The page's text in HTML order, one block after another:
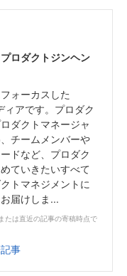
ロダクトジンヘン
ォーカスした
アです。プロダク
ダクトマネージャ
チームメンバーや
ドなど、プロダク
ていきたいすべて
トマネジメントに
届けしま...
たは直近の記事の寄稿時点で
事